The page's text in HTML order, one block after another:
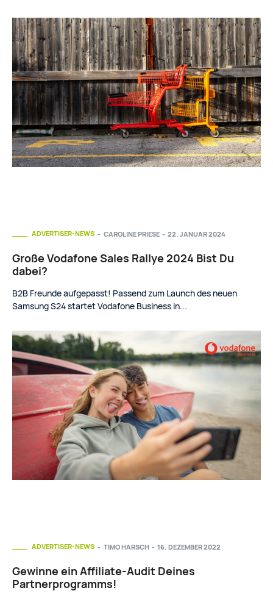
ADVERTISER-NEWS
Große Vodafone Sales Rallye 2024 Bist Du
dabei?
CAROLINE PRIESE - 22. JANUAR 2024
B2B Freunde aufgepasst! Passend zum Launch des neuen
Samsung S24 startet Vodafone Business in...
ADVERTISER-NEWS
Gewinne ein Affiliate-Audit Deines
Partnerprogramms!
TIMO HARSCH - 16. DEZEMBER 2022